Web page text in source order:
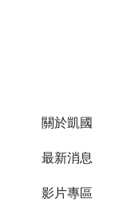
關於凱國
最新消息
影片專區